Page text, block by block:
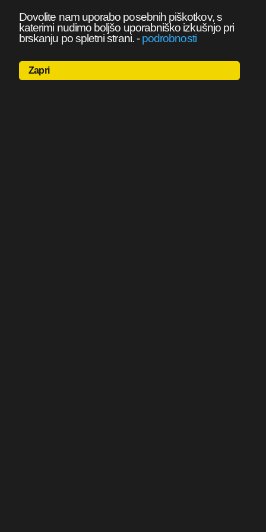
Dovolite nam uporabo posebnih piškotkov, s
katerimi nudimo boljšo uporabniško izkušnjo pri
brskanju po spletni strani.-podrobnosti
Zapri